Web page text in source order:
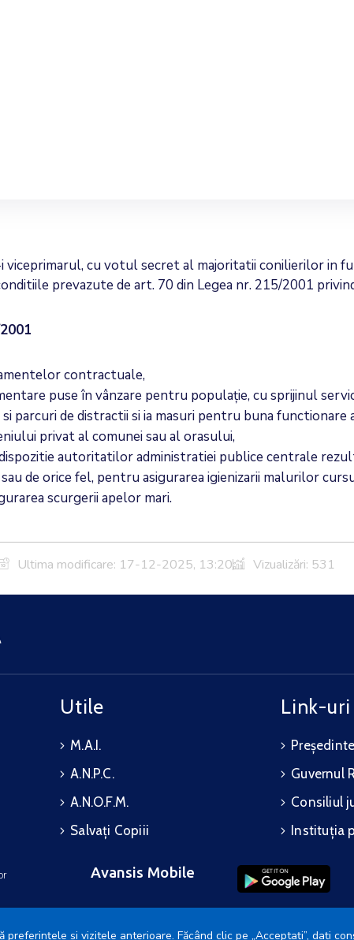
cu votul secret al majoritatii conilierilor in
prevazute de art. 70 din Legea nr. 215/2001
contractuale,
puse în vânzare pentru populație, cu sprijinul
de distractii si ia masuri pentru buna functionare
privat al comunei sau al orasului,
autoritatilor administratiei publice centrale
de orice fel, pentru asigurarea igienizarii malurilor
scurgerii apelor mari.
Ultima modificare: 17-12-2025, 13:20 Vizualizări: 531
Utile
M.A.I.
A.N.P.C.
A.N.O.F.M.
Salvați Copiii
Link-
Guvernul
Consiliul
Instituția
Avansis Mobile
și vizitele anterioare. Făcând clic pe „Acceptați”, dați